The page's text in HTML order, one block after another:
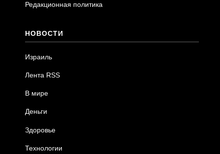
Редакционная политика
НОВОСТИ
Израиль
Лента RSS
В мире
Деньги
Здоровье
Технологии